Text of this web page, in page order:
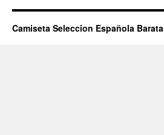
Camiseta Seleccion Española Barata